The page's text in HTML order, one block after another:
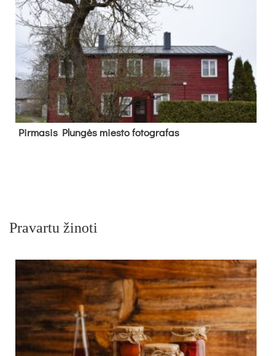
Pir­ma­sis Plun­gės mies­to fo­tog­ra­fas
Pravartu žinoti